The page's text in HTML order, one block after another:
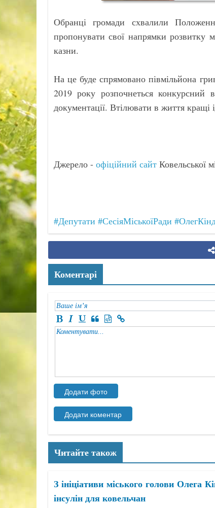
Обранці громади схвалили
пропонувати свої напрямки розвитку
казни.
На це буде спрямовано півмільйона
2019 року розпочнеться конкурсний
документації. Втілювати в життя кращі
Джерело - офіційний сайтКовельської
#Депутати #СесіяМіськоїРади
Коментарі
Читайте також
З ініціативи міського голови Олега
інсулін для ковельчан